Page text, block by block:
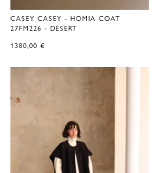
CASEY CASEY - HOMIA COAT
27FM226 - DESERT
1380,00 €